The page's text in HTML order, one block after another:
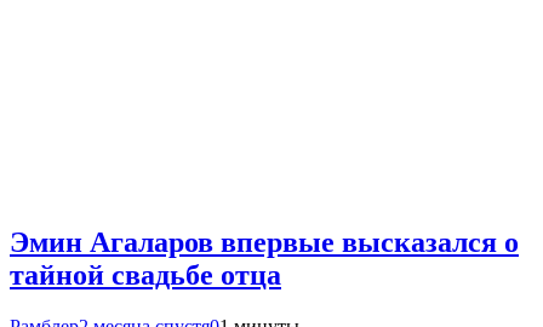
Эмин Агаларов впервые высказался о
тайной свадьбе отца